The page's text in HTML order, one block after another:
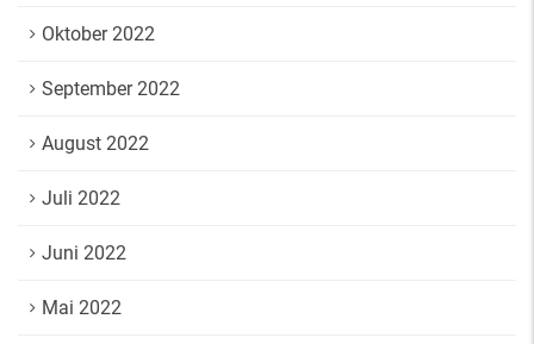
Oktober 2022
September 2022
August 2022
Juli 2022
Juni 2022
Mai 2022